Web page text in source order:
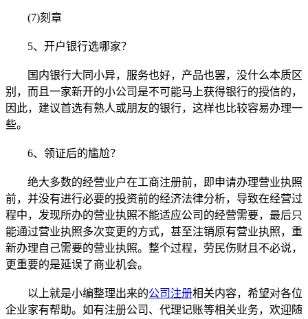
(7)刻章
5、开户银行选哪家？
国内银行大同小异，服务也好，产品也罢，没什么本质区
别，而且一家新开的小公司是不可能马上获得银行的授信的，
因此，建议首选有熟人或朋友的银行，这样也比较容易办理一
些。
6、领证后的尴尬？
绝大多数的经营业户在工商注册前，即申请办理营业执照
前，并没有进行必要的投资前的经济法律分析，导致在经营过
程中，发现所办的营业执照不能适应公司的经营需要，最后只
能通过营业执照多次变更的方式，甚至注销原有营业执照，重
新办理自己需要的营业执照。整个过程，劳民伤财且不必说，
更重要的是延误了商业机会。
以上就是小编整理出来的公司注册相关内容，希望对各位
企业家有帮助。如有注册公司、代理记账等相关业务，欢迎随